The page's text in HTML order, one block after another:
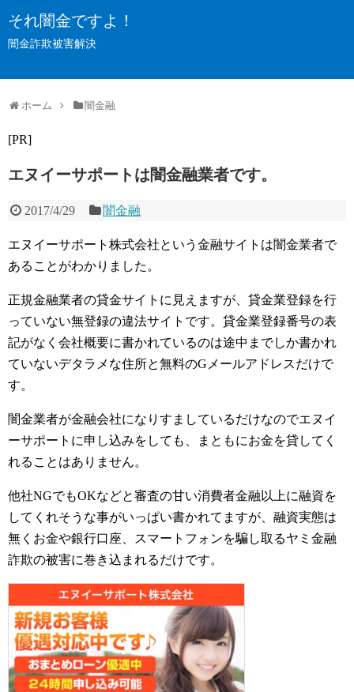
それ闇金ですよ！
闇金詐欺被害解決
ホーム 闇金融
[PR]
エヌイーサポートは闇金融業者です。
2017/4/29 闇金融
エヌイーサポート株式会社という金融サイトは闇金業者で
あることがわかりました。
正規金融業者の貸金サイトに見えますが、貸金業登録を行
っていない無登録の違法サイトです。貸金業登録番号の表
記がなく会社概要に書かれているのは途中までしか書かれ
ていないデタラメな住所と無料のGメールアドレスだけで
す。
闇金業者が金融会社になりすましているだけなのでエヌイ
ーサポートに申し込みをしても、まともにお金を貸してく
れることはありません。
他社NGでもOKなどと審査の甘い消費者金融以上に融資を
してくれそうな事がいっぱい書かれてますが、融資実態は
無くお金や銀行口座、スマートフォンを騙し取るヤミ金融
詐欺の被害に巻き込まれるだけです。